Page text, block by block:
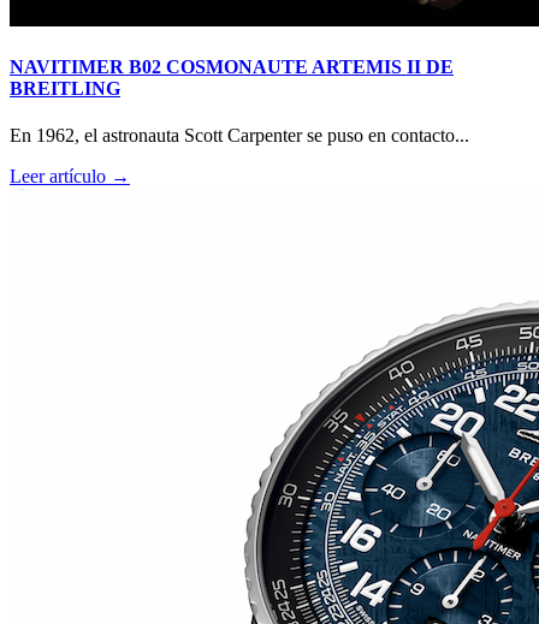
RM O7-01 COLOURED CERAMICS 2026 de RICHARD
NAVITIMER B02 COSMONAUTE ARTEMIS II DE
BREITLING
En 1962, el astronauta Scott Carpenter se puso en contacto...
Leer artículo →